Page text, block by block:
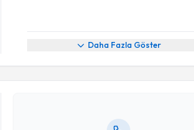
Daha Fazla Göster
Randevu Takvimi Talebi
Doç. Dr. Fatma Esra Bahadır Ülgeriçin randevu
talebi oluşturun. Size bu uzmandan randevu almanız